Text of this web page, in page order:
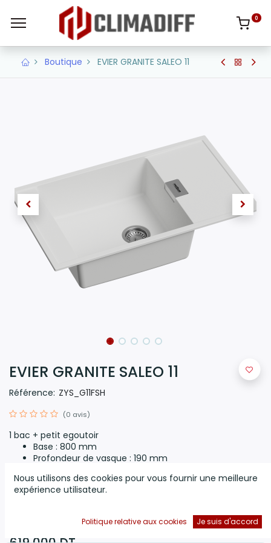
0
Boutique EVIER GRANITE SALEO 11
EVIER GRANITE SALEO 11
Référence: ZYS_G11FSH
(0 avis)
1 bac + petit egoutoir
Base : 800 mm
Profondeur de vasque : 190 mm
Encastrement : 840 X 480 mm
Couleur : A-Blanc
Nous utilisons des cookies pour vous fournir une meilleure
expérience utilisateur.
Politique relative aux cookies Je suis d'accord